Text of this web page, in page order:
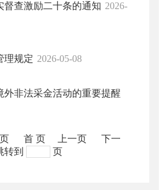
督查激励二十条的通知 2026-
理规定 2026-05-08
外非法采金活动的重要提醒
首 页 上一页
下一
转到 页